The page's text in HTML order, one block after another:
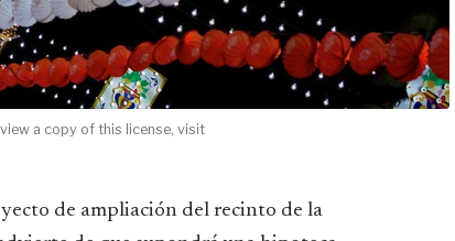
a copy of this license, visit
de ampliación del recinto de la